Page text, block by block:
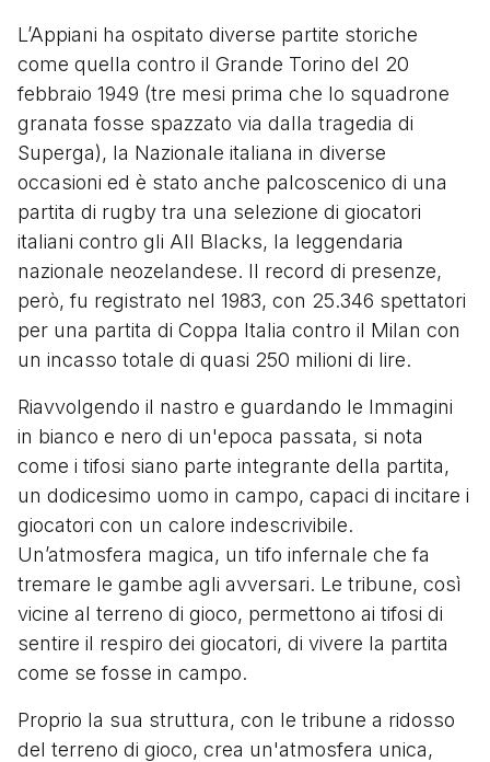
L’Appiani ha ospitato diverse partite storiche
come quella contro il Grande Torino del 20
febbraio 1949 (tre mesi prima che lo squadrone
granata fosse spazzato via dalla tragedia di
Superga), la Nazionale italiana in diverse
occasioni ed è stato anche palcoscenico di una
partita di rugby tra una selezione di giocatori
italiani contro gli All Blacks, la leggendaria
nazionale neozelandese. Il record di presenze,
però, fu registrato nel 1983, con 25.346 spettatori
per una partita di Coppa Italia contro il Milan con
un incasso totale di quasi 250 milioni di lire.
Riavvolgendo il nastro e guardando le Immagini
in bianco e nero di un'epoca passata, si nota
come i tifosi siano parte integrante della partita,
un dodicesimo uomo in campo, capaci di incitare i
giocatori con un calore indescrivibile.
Un’atmosfera magica, un tifo infernale che fa
tremare le gambe agli avversari. Le tribune, così
vicine al terreno di gioco, permettono ai tifosi di
sentire il respiro dei giocatori, di vivere la partita
come se fosse in campo.
Proprio la sua struttura, con le tribune a ridosso
del terreno di gioco, crea un'atmosfera unica,